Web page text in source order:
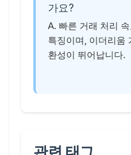
가요?
A. 빠른 거래 처리
특징이며, 이더리움
환성이 뛰어납니다.